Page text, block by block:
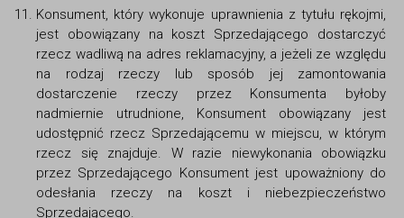
Konsument, który wykonuje uprawnienia z tytułu rękojmi,
jest obowiązany na koszt Sprzedającego dostarczyć
rzecz wadliwą na adres reklamacyjny, a jeżeli ze względu
na rodzaj rzeczy lub sposób jej zamontowania
dostarczenie rzeczy przez Konsumenta byłoby
nadmiernie utrudnione, Konsument obowiązany jest
udostępnić rzecz Sprzedającemu w miejscu, w którym
rzecz się znajduje. W razie niewykonania obowiązku
przez Sprzedającego Konsument jest upoważniony do
odesłania rzeczy na koszt i niebezpieczeństwo
Sprzedającego.